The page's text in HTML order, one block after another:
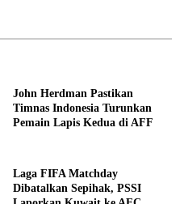
John Herdman Pastikan
Timnas Indonesia Turunkan
Pemain Lapis Kedua di AFF
Laga FIFA Matchday
Dibatalkan Sepihak, PSSI